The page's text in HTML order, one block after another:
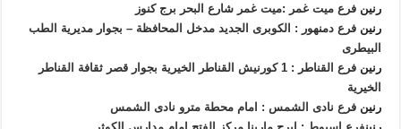
رنينفرع ميت غمر :ميت غمر شارع البحر برج كنوز
رنينفرع دمنهور : الكوبرى الجديد مدخل المحافظة – بجوار مديرية الطب
البيطرى
رنين
فرع القناطر : 1 كورنيش القناطر الخيرية بجوار قصر ثقافة القناطر
الخيرية
رنينفرع نادى الشمس : امام محطة مترو نادى الشمس